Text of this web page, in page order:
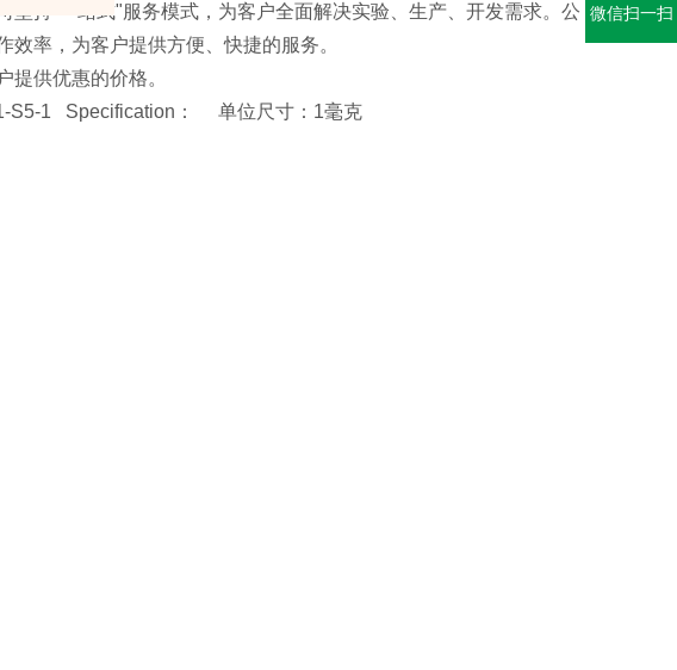
持“一站式"服务模式，为客户全面解决实验、生产、开发需求。公
率，为客户提供方便、快捷的服务。
供优惠的价格。
S5-1 Specification： 单位尺寸：1毫克
微信扫一扫